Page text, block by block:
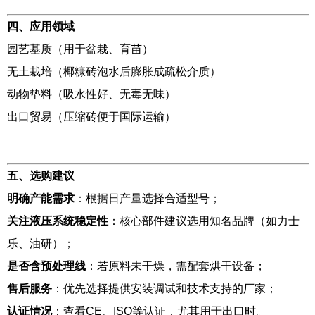
四、应用领域
园艺基质（用于盆栽、育苗）
无土栽培（椰糠砖泡水后膨胀成疏松介质）
动物垫料（吸水性好、无毒无味）
出口贸易（压缩砖便于国际运输）
五、选购建议
明确产能需求 ：根据日产量选择合适型号；
关注液压系统稳定性 ：核心部件建议选用知名品牌（如力士
乐、油研）；
是否含预处理线 ：若原料未干燥，需配套烘干设备；
售后服务 ：优先选择提供安装调试和技术支持的厂家；
认证情况：查看CE、ISO等认证，尤其用于出口时。